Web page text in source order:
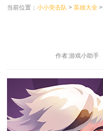
当前位置： 小小突击队 > 英雄大全
作者:游戏小助手